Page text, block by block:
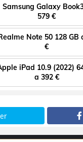
Samsung Galaxy
579 €
Note 50 128 GB
€
iPad 10.9 (2022)
a 392 €